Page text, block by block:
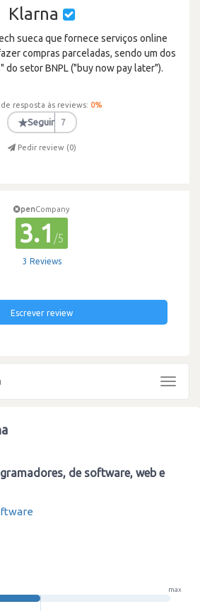
Klarna
sueca que fornece serviços online
compras parceladas, sendo um dos
do setor BNPL ("buy now pay later").
de resposta às reviews: 0%
★Seguir 7
Pedir review (0)
penCompany
3.1 /5
3 Reviews
Escrever review
Toggle
de software, web e
max